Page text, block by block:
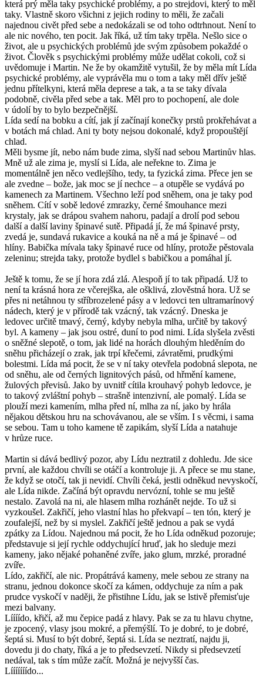
která prý měla taky psychické problémy, a po strejdovi, který to měl
taky. Vlastně skoro všichni z jejich rodiny to měli, že začali
najednou civět před sebe a nedokázali se od toho odtrhnout. Není to
ale nic nového, ten pocit. Jak říká, už tím taky trpěla. Nešlo sice o
život, ale u psychických problémů jde svým způsobem pokaždé o
život. Člověk s psychickými problémy může udělat cokoli, což si
uvědomuje i Martin. Ne že by okamžitě vytušil, že by měla mít Lída
psychické problémy, ale vyprávěla mu o tom a taky měl dřív ještě
jednu přítelkyni, která měla deprese a tak, a ta se taky dívala
podobně, civěla před sebe a tak. Měl pro to pochopení, ale dole
v údolí by to bylo bezpečnější.
Lída sedí na bobku a cítí, jak jí začínají konečky prstů prokřehávat a
v botách má chlad. Ani ty boty nejsou dokonalé, když propouštějí
chlad.
Měli bysme jít, nebo nám bude zima, slyší nad sebou Martinův hlas.
Mně už ale zima je, myslí si Lída, ale neřekne to. Zima je
momentálně jen něco vedlejšího, tedy, ta fyzická zima. Přece jen se
ale zvedne – bože, jak moc se jí nechce – a otupěle se vydává po
kamenech za Martinem. Všechno leží pod sněhem, ona je taky pod
sněhem. Cítí v sobě ledové zmrazky, černé šmouhance mezi
krystaly, jak se drápou svahem nahoru, padají a drolí pod sebou
další a další laviny špinavé sutě. Připadá jí, že má špinavé prsty,
zvedá je, sundavá rukavice a kouká na ně a má je špinavé – od
hlíny. Babička mívala taky špinavé ruce od hlíny, protože pěstovala
zeleninu; strejda taky, protože bydlel s babičkou a pomáhal jí.
Ještě k tomu, že se jí hora zdá zlá. Alespoň jí to tak připadá. Už to
není ta krásná hora ze včerejška, ale ošklivá, zlověstná hora. Už se
přes ni netáhnou ty stříbrozelené pásy a v ledovci ten ultramarínový
nádech, který je v přírodě tak vzácný, tak vzácný. Dneska je
ledovec určitě tmavý, černý, kdyby nebyla mlha, určitě by takový
byl. A kameny – jak jsou ostré, duní to pod nimi. Lída slyšela zvěsti
o sněžné slepotě, o tom, jak lidé na horách dlouhým hleděním do
sněhu přicházejí o zrak, jak trpí křečemi, závratěmi, prudkými
bolestmi. Lída má pocit, že se v ní taky otevřela podobná slepota, ne
od sněhu, ale od černých lignitových pásů, od hřmění kamene,
žulových převisů. Jako by uvnitř cítila krouhavý pohyb ledovce, je
to takový zvláštní pohyb – strašně intenzivní, ale pomalý. Lída se
plouží mezi kamením, mlha před ní, mlha za ní, jako by hrála
nějakou dětskou hru na schovávanou, ale se vším. I s věcmi, i sama
se sebou. Tam u toho kamene tě zapikám, slyší Lída a natahuje
v hrůze ruce.
Martin si dává bedlivý pozor, aby Lídu neztratil z dohledu. Jde sice
první, ale každou chvíli se otáčí a kontroluje ji. A přece se mu stane,
že když se otočí, tak ji nevidí. Chvíli čeká, jestli odněkud nevyskočí,
ale Lída nikde. Začíná být opravdu nervózní, tohle se mu ještě
nestalo. Zavolá na ni, ale hlasem mlha rozhánět nejde. To už si
vyzkoušel. Zakřičí, jeho vlastní hlas ho překvapí – ten tón, který je
zoufalejší, než by si myslel. Zakřičí ještě jednou a pak se vydá
zpátky za Lídou. Najednou má pocit, že ho Lída odněkud pozoruje;
představuje si její rychle oddychující hruď, jak ho sleduje mezi
kameny, jako nějaké pohaněné zvíře, jako glum, mrzké, proradné
zvíře.
Lído, zakřičí, ale nic. Propátrává kameny, mele sebou ze strany na
stranu, jednou dokonce skočí za kámen, oddychuje za ním a pak
prudce vyskočí v naději, že přistihne Lídu, jak se lstivě přemisťuje
mezi balvany.
Líííído, křičí, až mu čepice padá z hlavy. Pak se za tu hlavu chytne,
je zpocený, vlasy jsou mokré, a přemýšlí. To je dobré, to je dobré,
šeptá si. Musí to být dobré, šeptá si. Lída se neztratí, najdu ji,
dovedu ji do chaty, říká a je to předsevzetí. Nikdy si předsevzetí
nedával, tak s tím může začít. Možná je nejvyšší čas.
Lííííííído...